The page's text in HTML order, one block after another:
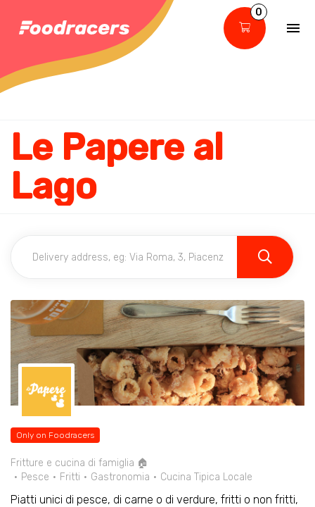
0
Le Papere al
Lago
Only on Foodracers
Fritture e cucina di famiglia 🏠
Pesce
Fritti Gastronomia Cucina Tipica Locale
Piatti unici di pesce, di carne o di verdure, fritti o non fritti,